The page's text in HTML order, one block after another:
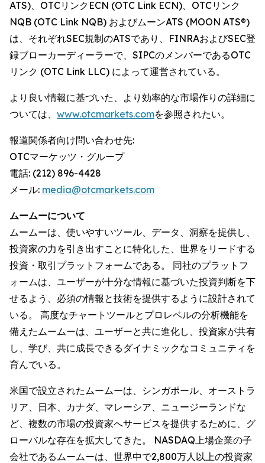
ATS)、OTCリンクECN (OTC Link ECN)、OTCリンク
NQB (OTC Link NQB) およびムーンATS (MOON ATS®)
は、それぞれSEC規制のATSであり、FINRAおよびSEC登
録ブローカーディーラーで、SIPCのメンバーであるOTC
リンク (OTC Link LLC) によって運営されている。
より良い情報に基づいた、より効率的な市場作りの詳細に
ついては、 www.otcmarkets.comを参照されたい。
報道関係者向け問い合わせ先:
OTCマーケッツ・グループ
電話: (212) 896-4428
メール: media@otcmarkets.com
ムームーについて
ムームーは、使いやすいツール、データ、洞察を提供し、
投資家の力を引き出すことに特化した、世界をリードする
投資・取引プラットフォームである。 同社のプラットフ
ォームは、ユーザーが十分な情報に基づいた投資判断を下
せるよう、必須の情報と技術を提供するように設計されて
いる。 高度なチャートツールとプロレベルの分析機能を
備えたムームーは、ユーザーと共に進化し、投資家が共有
し、学び、共に成長できるダイナミックなコミュニティを
育んでいる。
米国で設立されたムームーは、シンガポール、オーストラ
リア、日本、カナダ、マレーシア、ニュージーランドな
ど、複数の市場の投資家へサービスを提供するために、グ
ローバルな存在を拡大してきた。 NASDAQ上場企業の子
会社であるムームーは、世界中で2,800万人以上の投資家